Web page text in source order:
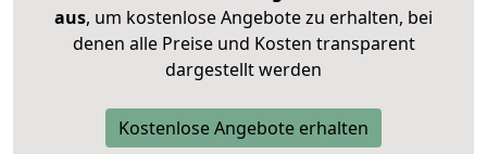
aus, um kostenlose Angebote zu erhalten, bei
denen alle Preise und Kosten transparent
dargestellt werden
Kostenlose Angebote erhalten